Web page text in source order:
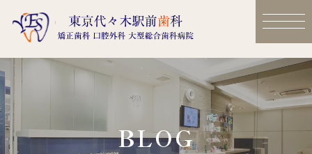
BLOG